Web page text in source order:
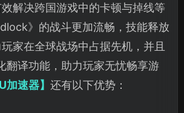
解决跨国游戏中的卡顿与掉线等
》的战斗更加流畅，技能释放
家在全球战场中占据先机，并且
翻译功能，助力玩家无忧畅享游
加速器】 还有以下优势：